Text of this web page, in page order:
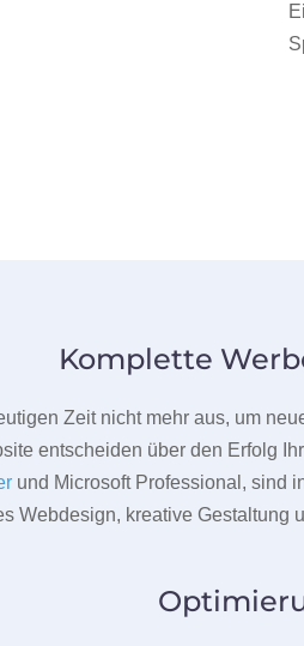
Komplette
Zeit nicht mehr aus, um
entscheiden über den Erfolg
und Microsoft Professional, sind
Webdesign, kreative Gestaltung